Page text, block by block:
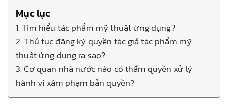
Mục lục
1. Tìm hiểu tác phẩm mỹ thuật ứng dụng?
2. Thủ tục đăng ký quyền tác giả tác phẩm mỹ
thuật ứng dụng ra sao?
3. Cơ quan nhà nước nào có thẩm quyền xử lý
hành vi xâm phạm bản quyền?